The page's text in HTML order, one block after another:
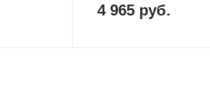
4 965руб.